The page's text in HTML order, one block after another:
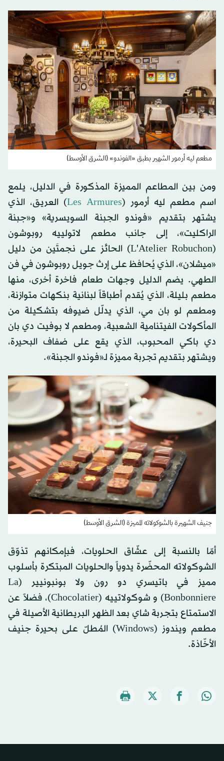
مطعم ليه أرمور الشهير بطبق «الفوندو» (الشرق الأوسط)
ومن بين المطاعم المميزة المذكورة في الدليل، يلمع
اسم مطعم ليه أرمور (Les Armures) العريق، الذي
يشتهر بتقديم «فوندو الجبنة السويسرية» و«جبنة
الراكليت»، إلى جانب مطعم لاتولييه روبوشون
(L'Atelier Robuchon) الحائز على نجمتَين من دليل
«ميشلان»، الذي يُحافظ على إرث جويل روبوشون في فن
الطهي. يضم الدليل وجهات طعام فاخرة أخرى، منها
مطعم بليلة، الذي يُقدم أطباقاً لبنانية بنكهات متوازنة،
ومطعم لو بان مي، الذي يدلّل ضيوفه بتشكيلة من
المأكولات الفيتنامية الشعبية، ومطعم لا بوفيت دي بان
دي باكي المحبوب، الذي يقع على ضفاف البحيرة،
ويشتهر بتقديم تجربة مميزة لـ«فوندو الجبنة».
جنيف الشهيرة بالشوكولاته المميزة (الشرق الأوسط)
أمّا بالنسبة إلى عشّاق الحلويات، فبإمكانهم تذوّق
الشوكولاته المحضّرة يدوياً والحلويات المبتكرة بأسلوب
مميز في باتيسري دو رون ولا بونبونيير (La
Bonbonniere) و شوكولاتييه (Chocolatier)، فضلاً عن
الاستمتاع بتجربة شاي بعد الظهر البريطانية الأصيلة في
مطعم ويندوز (Windows) المُطلّ على بحيرة جنيف
الأخّاذة.